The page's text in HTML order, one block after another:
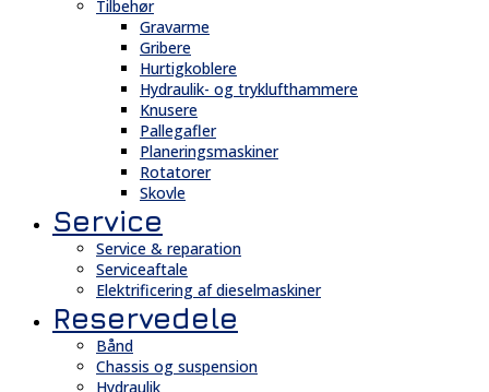
Tilbehør
Gravarme
Gribere
Hurtigkoblere
Hydraulik- og tryklufthammere
Knusere
Pallegafler
Planeringsmaskiner
Rotatorer
Skovle
Service
Service & reparation
Serviceaftale
Elektrificering af dieselmaskiner
Reservedele
Bånd
Chassis og suspension
Hydraulik